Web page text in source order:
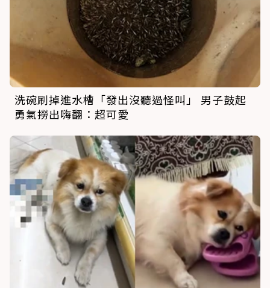
洗碗刷掉進水槽「發出沒聽過怪叫」 男子鼓起
勇氣撈出嗨翻：超可愛